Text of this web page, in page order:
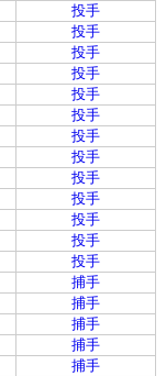
投手
投手
投手
投手
投手
投手
投手
投手
投手
投手
投手
投手
投手
捕手
捕手
捕手
捕手
捕手